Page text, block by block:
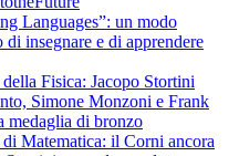
Languages”: un modo
insegnare e di apprendere
Fisica: Jacopo Stortini
Simone Monzoni e Frank
medaglia di bronzo
Matematica: il Corni ancora